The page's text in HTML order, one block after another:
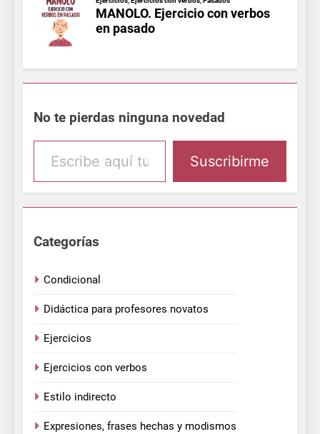
No te pierdas ninguna novedad
Escribe aquí tu email
Suscribirme
Categorías
Condicional
Didáctica para profesores novatos
Ejercicios
Ejercicios con verbos
Estilo indirecto
Expresiones, frases hechas y modismos